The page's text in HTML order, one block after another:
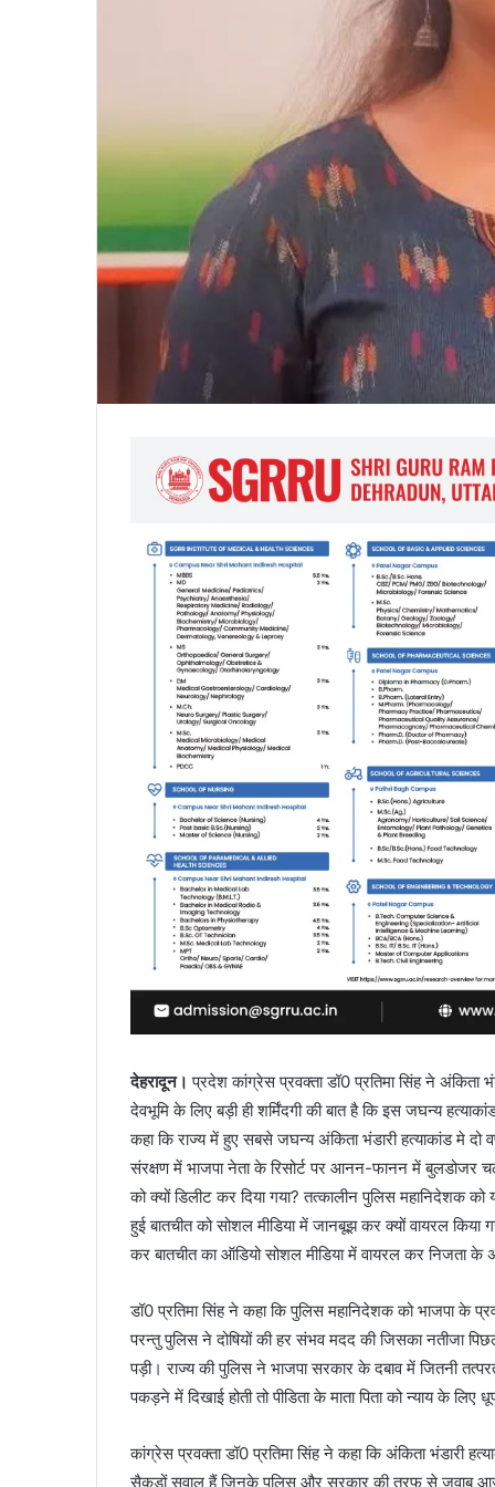
देहरादून।प्रदेश कांग्रेस प्रवक्ता डॉ0 प्रतिमा सिंह ने अंकिता
देवभूमि के लिए बड़ी ही शर्मिंदगी की बात है कि इस जघन्य
कहा कि राज्य में हुए सबसे जघन्य अंकिता भंडारी हत्याकांड मे
संरक्षण में भाजपा नेता के रिसोर्ट पर आनन-फानन में बुलडोजर
को क्यों डिलीट कर दिया गया? तत्कालीन पुलिस महानिदेशक
हुई बातचीत को सोशल मीडिया में जानबूझ कर क्यों वायरल किया
कर बातचीत का ऑडियो सोशल मीडिया में वायरल कर निजता के
डॉ0 प्रतिमा सिंह ने कहा कि पुलिस महानिदेशक को भाजपा
परन्तु पुलिस ने दोषियों की हर संभव मदद की जिसका नतीजा
पड़ी। राज्य की पुलिस ने भाजपा सरकार के दबाव में जितनी
पकड़ने में दिखाई होती तो पीडिता के माता पिता को न्याय के
कांग्रेस प्रवक्ता डॉ0 प्रतिमा सिंह ने कहा कि अंकिता भंडारी
सैकड़ों सवाल हैं जिनके पुलिस और सरकार की तरफ से जवाब आज